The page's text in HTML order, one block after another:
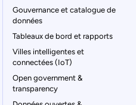
Gouvernance et catalogue de
données
Tableaux de bord et rapports
Villes intelligentes et
connectées (IoT)
Open government &
transparency